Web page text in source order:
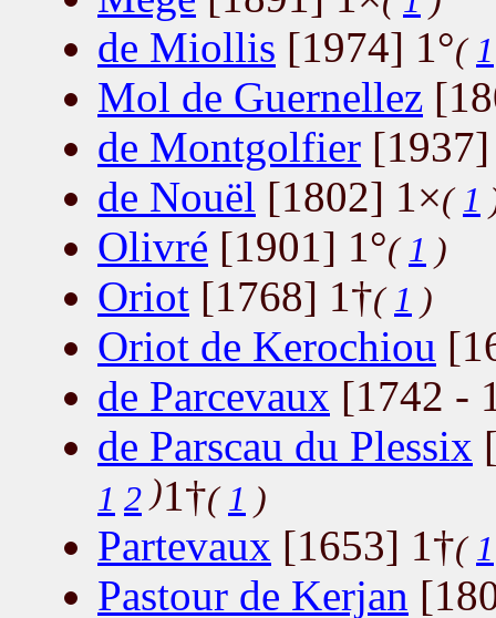
de Miollis [1974] 1°( 1
Mol de Guernellez
de Montgolfier
de Nouël [1802] 1×( 1
Olivré [1901] 1°( 1 )
Oriot [1768] 1†( 1 )
Oriot de Kerochiou
de Parcevaux [1742 -
de Parscau du Plessix
1 2)1†( 1 )
Partevaux [1653] 1†( 1
Pastour de Kerjan